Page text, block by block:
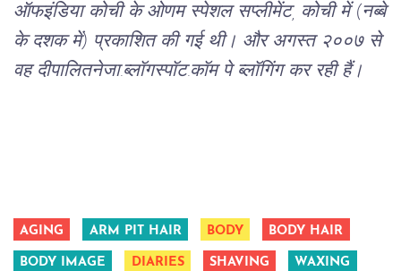
ऑफइंडिया कोची के ओणम स्पेशल सप्लीमेंट, कोची में(नब्बे
के दशक में) प्रकाशित की गई थी। और अगस्त २००७ से
वह दीपालितनेजा.ब्लॉगस्पॉट.कॉम पे ब्लॉगिंग कर रही हैं।
AGING ARM PIT HAIR BODY BODY HAIR
BODY IMAGE DIARIES SHAVING WAXING